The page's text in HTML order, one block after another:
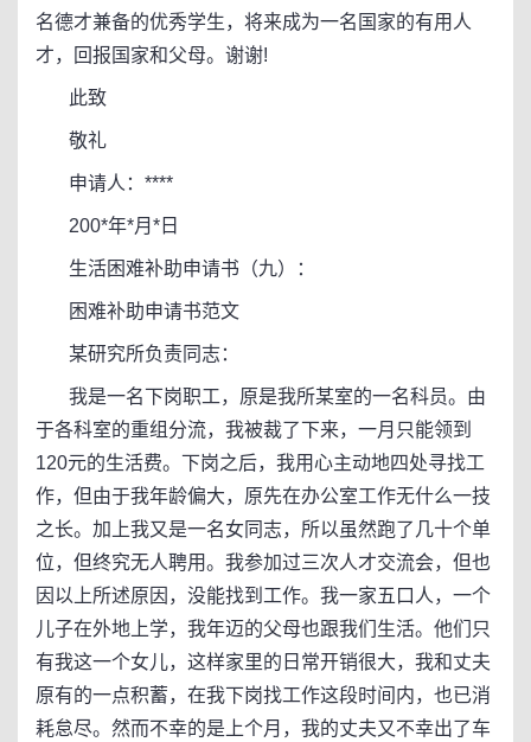
名德才兼备的优秀学生，将来成为一名国家的有用人
才，回报国家和父母。谢谢!
此致
敬礼
申请人：****
200*年*月*日
生活困难补助申请书（九）：
困难补助申请书范文
某研究所负责同志：
我是一名下岗职工，原是我所某室的一名科员。由
于各科室的重组分流，我被裁了下来，一月只能领到
120元的生活费。下岗之后，我用心主动地四处寻找工
作，但由于我年龄偏大，原先在办公室工作无什么一技
之长。加上我又是一名女同志，所以虽然跑了几十个单
位，但终究无人聘用。我参加过三次人才交流会，但也
因以上所述原因，没能找到工作。我一家五口人，一个
儿子在外地上学，我年迈的父母也跟我们生活。他们只
有我这一个女儿，这样家里的日常开销很大，我和丈夫
原有的一点积蓄，在我下岗找工作这段时间内，也已消
耗怠尽。然而不幸的是上个月，我的丈夫又不幸出了车